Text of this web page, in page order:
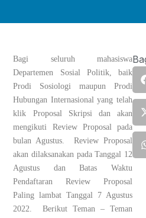
Bagi seluruh mahasiswa
Departemen Sosial Politik, baik
Prodi Sosiologi maupun Prodi
Hubungan Internasional yang telah
klik Proposal Skripsi dan akan
mengikuti Review Proposal pada
bulan Agustus. Review Proposal
akan dilaksanakan pada Tanggal 12
Agustus dan Batas Waktu
Pendaftaran Review Proposal
Paling lambat Tanggal 7 Agustus
2022. Berikut Teman – Teman